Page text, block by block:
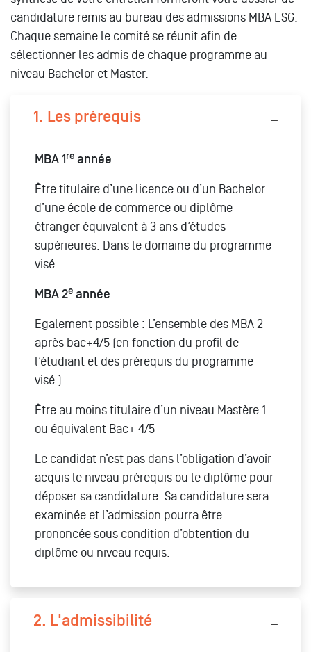
candidature remis au bureau des admissions MBA ESG.
Chaque semaine le comité se réunit afin de
sélectionner les admis de chaque programme au
niveau Bachelor et Master.
1. Les prérequis
MBA 1re année
Être titulaire d’une licence ou d’un Bachelor
d’une école de commerce ou diplôme
étranger équivalent à 3 ans d’études
supérieures. Dans le domaine du programme
visé.
MBA 2e année
Egalement possible : L’ensemble des MBA 2
après bac+4/5 (en fonction du profil de
l’étudiant et des prérequis du programme
visé.)
Être au moins titulaire d’un niveau Mastère 1
ou équivalent Bac+ 4/5
Le candidat n’est pas dans l’obligation d’avoir
acquis le niveau prérequis ou le diplôme pour
déposer sa candidature. Sa candidature sera
examinée et l’admission pourra être
prononcée sous condition d’obtention du
diplôme ou niveau requis.
2. L'admissibilité